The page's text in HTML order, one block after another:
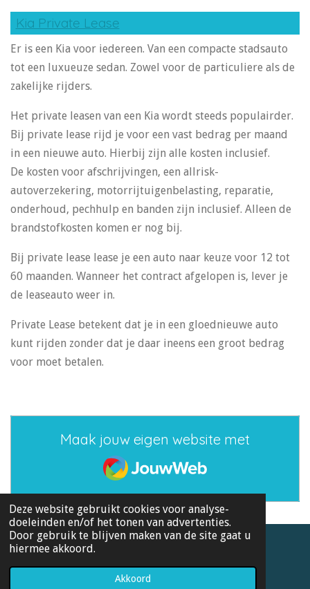
Deze website gebruikt cookies voor analyse-
doeleinden en/of het tonen van advertenties.
Door gebruik te blijven maken van de site gaat u
hiermee akkoord.
Akkoord
Kia Private Lease
Er is een Kia voor iedereen. Van een compacte stadsauto
tot een luxueuze sedan. Zowel voor de particuliere als de
zakelijke rijders.
Het private leasen van een Kia wordt steeds populairder.
Bij private lease rijd je voor een vast bedrag per maand
in een nieuwe auto. Hierbij zijn alle kosten inclusief.
De kosten voor afschrijvingen, een allrisk-
autoverzekering, motorrijtuigenbelasting, reparatie,
onderhoud, pechhulp en banden zijn inclusief. Alleen de
brandstofkosten komen er nog bij.
Bij private lease lease je een auto naar keuze voor 12 tot
60 maanden. Wanneer het contract afgelopen is, lever je
de leaseauto weer in.
Private Lease betekent dat je in een gloednieuwe auto
kunt rijden zonder dat je daar ineens een groot bedrag
voor moet betalen.
Maak jouw eigen website met
JouwWeb
© 2021 - 2026 Kia
Powered by